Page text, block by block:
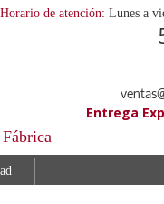
Horario de atención: Lunes a
Entrega